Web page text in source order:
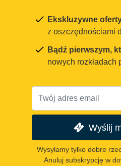
Ekskluzywne
z oszczędnościami
Bądź pierwszym,
nowych rozkładach
Wyślij
Wysyłamy tylko dobre
Anuluj subskrypcję w